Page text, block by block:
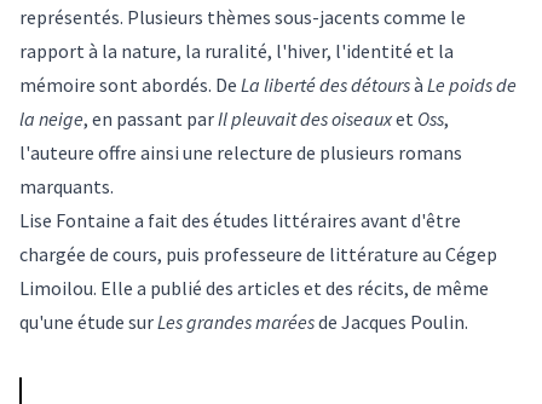
représentés. Plusieurs thèmes sous-jacents comme le
rapport à la nature, la ruralité, l'hiver, l'identité et la
mémoire sont abordés. De La liberté des détoursà Le poids de
la neige, en passant parIl pleuvait des oiseauxet Oss,
l'auteure offre ainsi une relecture de plusieurs romans
marquants.
Lise Fontaine a fait des études littéraires avant d'être
chargée de cours, puis professeure de littérature au Cégep
Limoilou. Elle a publié des articles et des récits, de même
qu'une étude surLes grandes maréesde Jacques Poulin.